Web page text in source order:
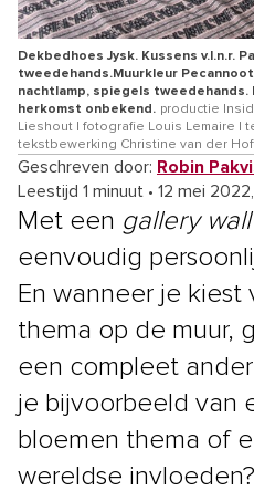
Dekbedhoes Jysk. Kussens v.l.n.r.
tweedehands.Muurkleur
nachtlamp, spiegels tweedehands.
herkomst onbekend. productie
Lieshout | fotografie Louis Lemaire |
tekstbewerking Christine van der
Geschreven door: Robin
Leestijd 1 minuut • 12 mei
Met een gallery wall
eenvoudig
En wanneer je
thema op de muur,
een compleet
je bijvoorbeeld van
bloemen thema of
wereldse